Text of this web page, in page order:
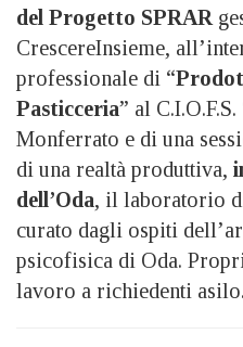
del Progetto SPRAR
CrescereInsieme,
professionale di “
Pasticceria” al
Monferrato e di una
di una realtà produttiva,
dell’Oda, il laboratorio
curato dagli ospiti
psicofisica di Oda.
lavoro a richiedenti asilo.